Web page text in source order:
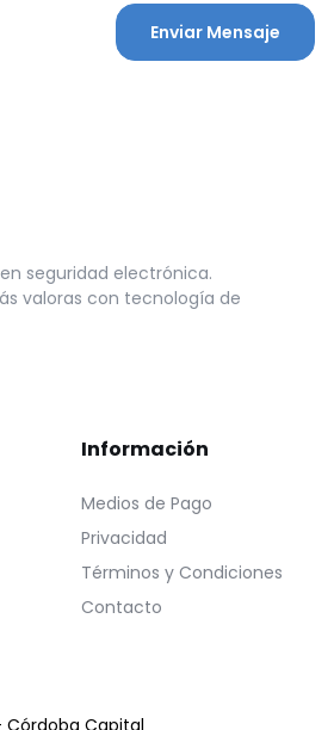
Enviar Mensaje
seguridad electrónica.
valoras con tecnología de
Información
Medios de Pago
Privacidad
Términos y Condiciones
Contacto
Córdoba Capital